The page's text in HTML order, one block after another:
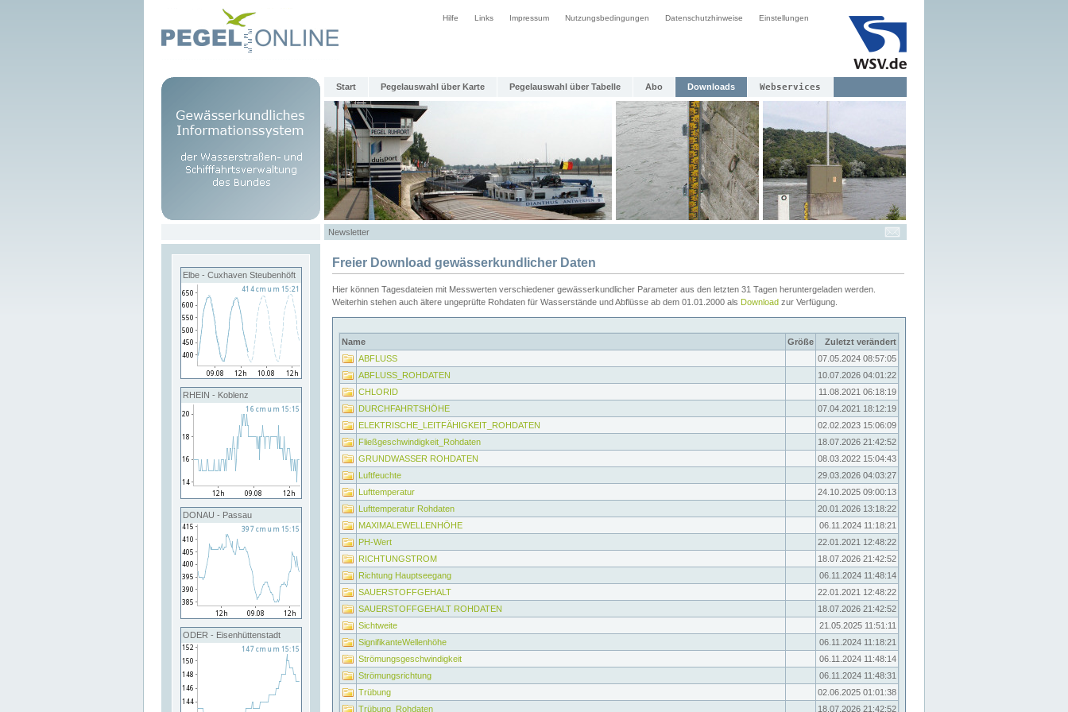
Hilfe Links Impressum Nutzungsbedingungen Datenschutzhinweise Einstellungen
Start Pegelauswahl über Karte Pegelauswahl über Tabelle Abo Downloads Webservices
Newsletter
Elbe - Cuxhaven Steubenhöft
RHEIN - Koblenz
DONAU - Passau
ODER - Eisenhüttenstadt
Freier Download gewässerkundlicher Daten
Hier können Tagesdateien mit Messwerten verschiedener gewässerkundlicher Parameter aus den letzten 31 Tagen heruntergeladen werden.
Weiterhin stehen auch ältere ungeprüfte Rohdaten für Wasserstände und Abflüsse ab dem 01.01.2000 als Download zur Verfügung.
Name Größe
Zuletzt verändert
ABFLUSS
07.05.2024 08:57:05
ABFLUSS_ROHDATEN
10.07.2026 04:01:22
CHLORID
11.08.2021 06:18:19
DURCHFAHRTSHÖHE
07.04.2021 18:12:19
ELEKTRISCHE_LEITFÄHIGKEIT_ROHDATEN
02.02.2023 15:06:09
Fließgeschwindigkeit_Rohdaten
18.07.2026 21:42:52
GRUNDWASSER ROHDATEN
08.03.2022 15:04:43
Luftfeuchte
29.03.2026 04:03:27
Lufttemperatur
24.10.2025 09:00:13
Lufttemperatur Rohdaten
20.01.2026 13:18:22
MAXIMALEWELLENHÖHE
06.11.2024 11:18:21
PH-Wert
22.01.2021 12:48:22
RICHTUNGSTROM
18.07.2026 21:42:52
Richtung Hauptseegang
06.11.2024 11:48:14
SAUERSTOFFGEHALT
22.01.2021 12:48:22
SAUERSTOFFGEHALT ROHDATEN
18.07.2026 21:42:52
Sichtweite
21.05.2025 11:51:11
SignifikanteWellenhöhe
06.11.2024 11:18:21
Strömungsgeschwindigkeit
06.11.2024 11:48:14
Strömungsrichtung
06.11.2024 11:48:31
Trübung
02.06.2025 01:01:38
Trübung_Rohdaten
18.07.2026 21:42:52